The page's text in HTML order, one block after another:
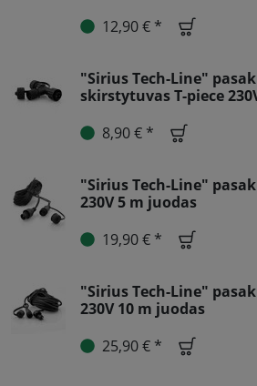
12,90 € *
"Sirius Tech-Line"
skirstytuvas T-piece
8,90 € *
"Sirius Tech-Line"
230V 5 m juodas
19,90 € *
"Sirius Tech-Line"
230V 10 m juodas
25,90 € *